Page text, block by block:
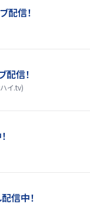
配信！
信！
イ.tv)
信中！